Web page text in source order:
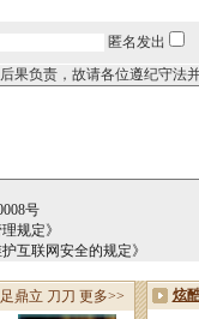
匿名发出
果负责，故请各位遵纪守法
号
规定》
互联网安全的规定》